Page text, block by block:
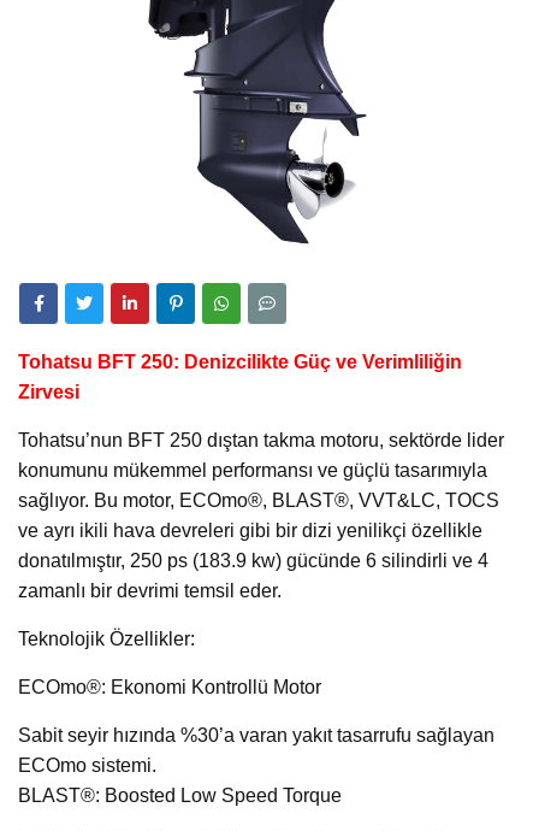
Tohatsu BFT 250: Denizcilikte Güç ve Verimliliğin
Zirvesi
Tohatsu’nun BFT 250 dıştan takma motoru, sektörde lider
konumunu mükemmel performansı ve güçlü tasarımıyla
sağlıyor. Bu motor, ECOmo®, BLAST®, VVT&LC, TOCS
ve ayrı ikili hava devreleri gibi bir dizi yenilikçi özellikle
donatılmıştır, 250 ps (183.9 kw) gücünde 6 silindirli ve 4
zamanlı bir devrimi temsil eder.
Teknolojik Özellikler:
ECOmo®: Ekonomi Kontrollü Motor
Sabit seyir hızında %30’a varan yakıt tasarrufu sağlayan
ECOmo sistemi.
BLAST®: Boosted Low Speed Torque